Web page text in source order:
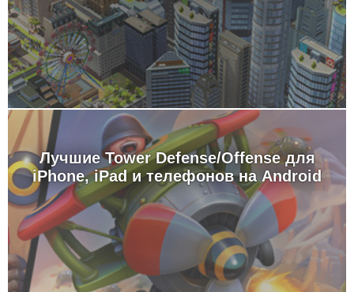
Лучшие Tower Defense/Offense для
iPhone, iPad и телефонов на Android